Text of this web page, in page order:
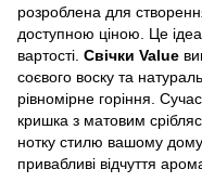
розроблена для
доступною ціною. Це
вартості. Свічки Value
соєвого воску та
рівномірне горіння.
кришка з матовим
нотку стилю вашому
привабливі відчуття